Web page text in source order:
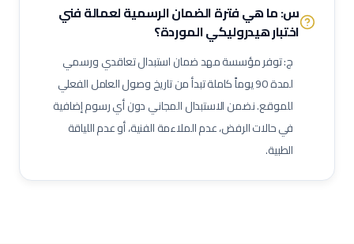
مقدم طعام / ويتر
مشرف خدمات غرف
س: ما هي فترة الضمان الرسمية لعمالةفني
اختبار هيدروليكيالموردة؟
ج: توفر مؤسسة مهد ضمان استبدال تعاقدي ورسمي
لمدة 90 يوماً كاملة تبدأ من تاريخ وصول العامل الفعلي
للموقع. نضمن الاستبدال المجاني دون أي رسوم إضافية
في حالات الرفض، عدم الملاءمة الفنية، أو عدم اللياقة
الطبية.